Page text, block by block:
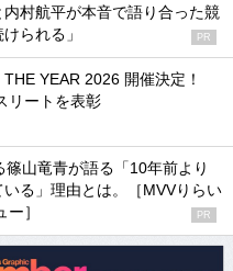
村航平が本音で語り合った競
られる」
PR
YEAR 2026 開催決定！
リートを表彰
山竜青が語る「10年前より
る」理由とは。［MVVりらい
］
PR